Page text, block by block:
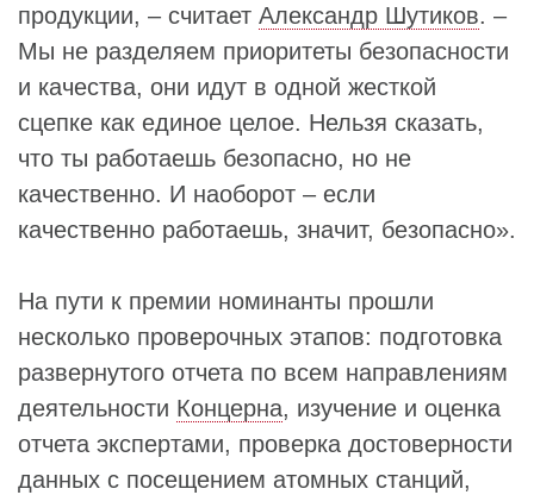
продукции, – считает Александр Шутиков. –
Мы не разделяем приоритеты безопасности
и качества, они идут в одной жесткой
сцепке как единое целое. Нельзя сказать,
что ты работаешь безопасно, но не
качественно. И наоборот – если
качественно работаешь, значит, безопасно».
На пути к премии номинанты прошли
несколько проверочных этапов: подготовка
развернутого отчета по всем направлениям
деятельности Концерна, изучение и оценка
отчета экспертами, проверка достоверности
данных с посещением атомных станций,